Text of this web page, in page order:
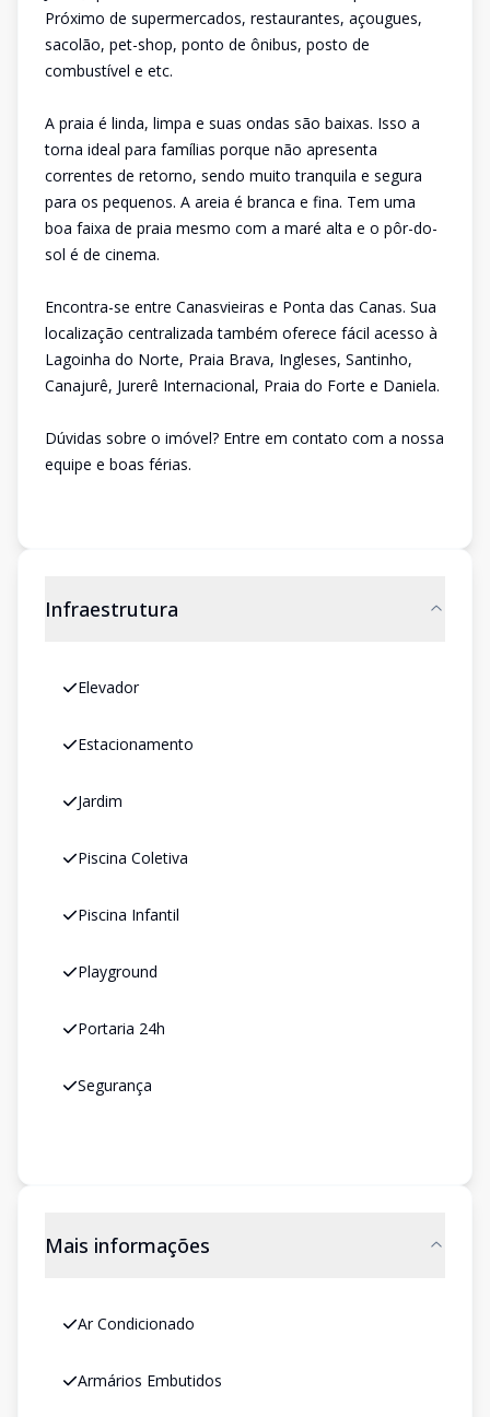
Próximo de supermercados, restaurantes, açougues,
sacolão, pet-shop, ponto de ônibus, posto de
combustível e etc.
A praia é linda, limpa e suas ondas são baixas. Isso a
torna ideal para famílias porque não apresenta
correntes de retorno, sendo muito tranquila e segura
para os pequenos. A areia é branca e fina. Tem uma
boa faixa de praia mesmo com a maré alta e o pôr-do-
sol é de cinema.
Encontra-se entre Canasvieiras e Ponta das Canas. Sua
localização centralizada também oferece fácil acesso à
Lagoinha do Norte, Praia Brava, Ingleses, Santinho,
Canajurê, Jurerê Internacional, Praia do Forte e Daniela.
Dúvidas sobre o imóvel? Entre em contato com a nossa
equipe e boas férias.
Infraestrutura
Elevador
Estacionamento
Jardim
Piscina Coletiva
Piscina Infantil
Playground
Portaria 24h
Segurança
Mais informações
Ar Condicionado
Armários Embutidos